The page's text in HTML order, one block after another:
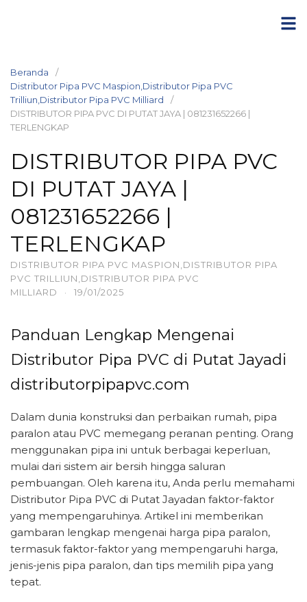
Beranda
Distributor Pipa PVC Maspion,Distributor Pipa PVC
Trilliun,Distributor Pipa PVC Milliard
DISTRIBUTOR PIPA PVC DI PUTAT JAYA | 081231652266 |
TERLENGKAP
DISTRIBUTOR PIPA PVC
DI PUTAT JAYA |
081231652266 |
TERLENGKAP
DISTRIBUTOR PIPA PVC MASPION,DISTRIBUTOR PIPA
PVC TRILLIUN,DISTRIBUTOR PIPA PVC
MILLIARD
· 19/01/2025
Panduan Lengkap Mengenai
Distributor Pipa PVC di Putat Jayadi
distributorpipapvc.com
Dalam dunia konstruksi dan perbaikan rumah, pipa
paralon atau PVC memegang peranan penting. Orang
menggunakan pipa ini untuk berbagai keperluan,
mulai dari sistem air bersih hingga saluran
pembuangan. Oleh karena itu, Anda perlu memahami
Distributor Pipa PVC di Putat Jayadan faktor-faktor
yang mempengaruhinya. Artikel ini memberikan
gambaran lengkap mengenai harga pipa paralon,
termasuk faktor-faktor yang mempengaruhi harga,
jenis-jenis pipa paralon, dan tips memilih pipa yang
tepat.